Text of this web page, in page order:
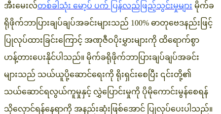
အီးမေးလ်တစ်ခါသုံး မော့ပ် ပက် ပြန်လည်ဖြည့်သွင်းမှုများ မိုက်ခ
ရိုဖိုက်ဘာပြားချပ်ချပ်အခင်းများသည် 100% ဓာတုဗေဒနည်းဖြင့်
ပြုလုပ်ထားခြင်းကြောင့် အဏုဇီဝပိုးမွှားများကို ထိရောက်စွာ
ဟန့်တားပေးနိုင်ပါသည်။ မိုက်ခရိုဖိုက်ဘာပြားချပ်ချပ်အခင်း
များသည် သယ်ယူပို့ဆောင်ရေးကို ရိုးရှင်းစေပြီး ၎င်းတို့၏
သယ်ဆောင်ရလွယ်ကူမှုနှင့် လွှဲပြောင်းမှုကို ပိုမိုကောင်းမွန်စေရန်
သိုလှောင်ရန်နေရာကို အနည်းဆုံးဖြစ်အောင် ပြုလုပ်ပေးပါသည်။